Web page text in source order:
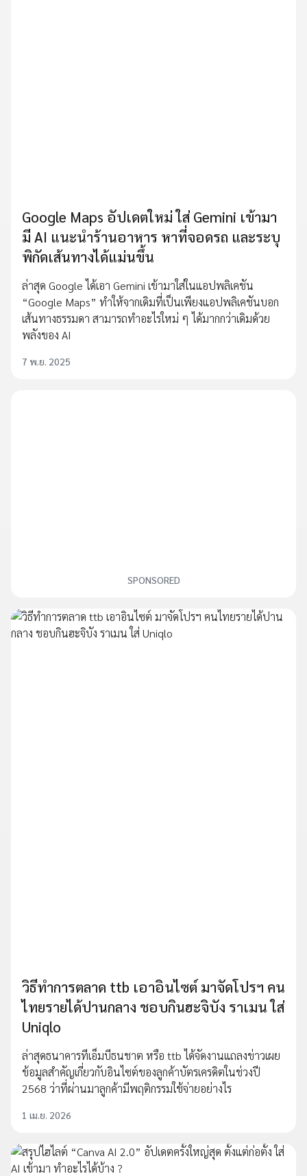
Google Maps อัปเดตใหม่ ใส่ Gemini เข้ามา
มี AI แนะนำร้านอาหาร หาที่จอดรถ และระบุ
พิกัดเส้นทางได้แม่นขึ้น
ล่าสุด Google ได้เอา Gemini เข้ามาใส่ในแอปพลิเคชัน
“Google Maps” ทำให้จากเดิมที่เป็นเพียงแอปพลิเคชันบอก
เส้นทางธรรมดา สามารถทำอะไรใหม่ ๆ ได้มากกว่าเดิมด้วย
พลังของ AI
7 พ.ย. 2025
SPONSORED
วิธีทำการตลาด ttb เอาอินไซต์ มาจัดโปรฯ คน
ไทยรายได้ปานกลาง ชอบกินฮะจิบัง ราเมน ใส่
Uniqlo
ล่าสุดธนาคารทีเอ็มบีธนชาต หรือ ttb ได้จัดงานแถลงข่าวเผย
ข้อมูลสำคัญเกี่ยวกับอินไซต์ของลูกค้าบัตรเครดิตในช่วงปี
2568 ว่าที่ผ่านมาลูกค้ามีพฤติกรรมใช้จ่ายอย่างไร
1 เม.ย. 2026